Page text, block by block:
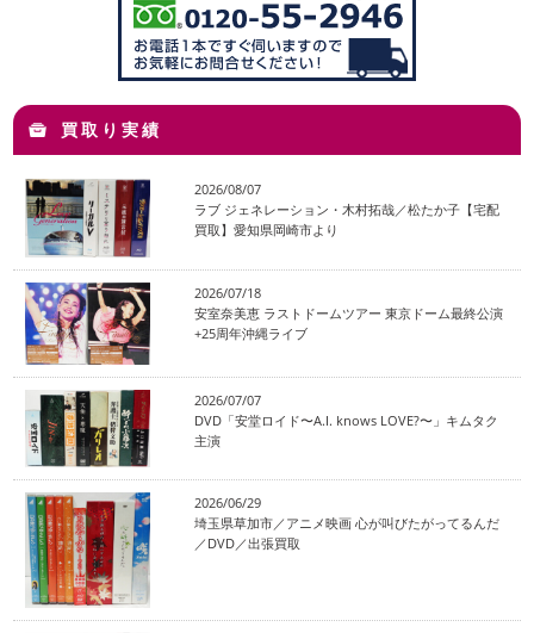
買取り実績
2026/08/07
ラブ ジェネレーション・木村拓哉／松たか子【宅配
買取】愛知県岡崎市より
2026/07/18
安室奈美恵 ラストドームツアー 東京ドーム最終公演
+25周年沖縄ライブ
2026/07/07
DVD「安堂ロイド〜A.I. knows LOVE?〜」キムタク
主演
2026/06/29
埼玉県草加市／アニメ映画 心が叫びたがってるんだ
／DVD／出張買取